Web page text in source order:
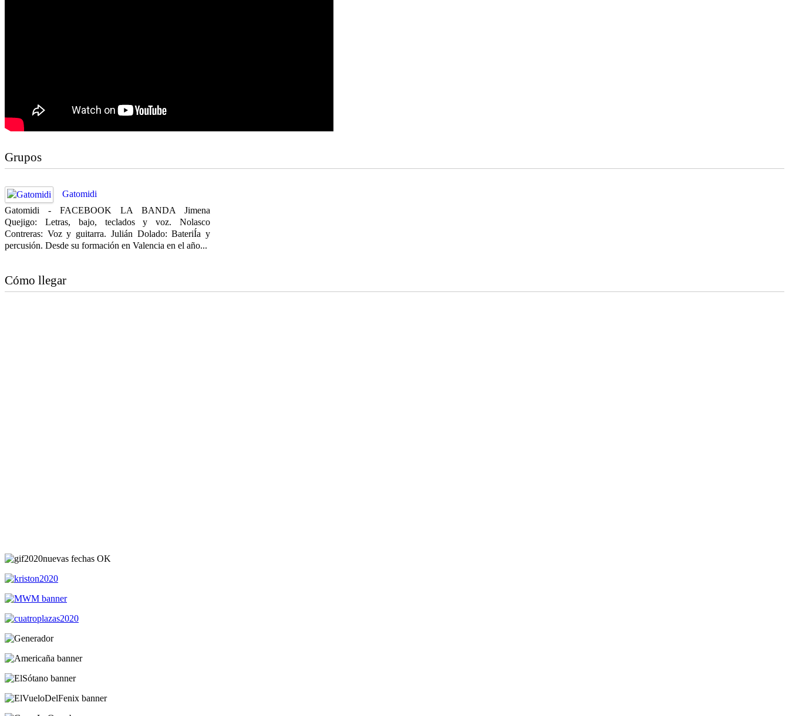
Grupos
Gatomidi
Gatomidi - FACEBOOK LA BANDA Jimena
Quejigo: Letras, bajo, teclados y voz. Nolasco
Contreras: Voz y guitarra. Julián Dolado: BateriÍa y
percusión. Desde su formación en Valencia en el año...
Cómo llegar